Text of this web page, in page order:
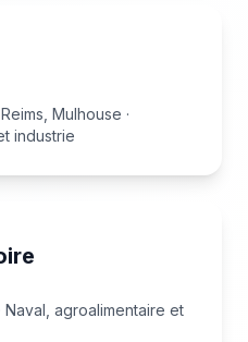
Mulhouse ·
industrie
Naval, agroalimentaire et